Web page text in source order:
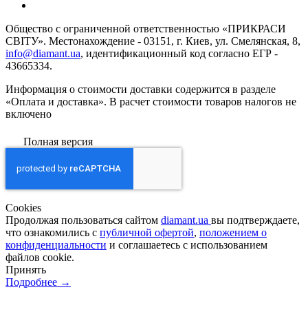
Общество с ограниченной ответственностью «ПРИКРАСИ
СВІТУ». Местонахождение - 03151, г. Киев, ул. Смелянская, 8,
info@diamant.ua, идентификационный код согласно ЕГР -
43665334.
Информация о стоимости доставки содержится в разделе
«Оплата и доставка». В расчет стоимости товаров налогов не
включено
Полная версия
Сookies
Продолжая пользоваться сайтом diamant.ua вы подтверждаете,
что ознакомились с публичной офертой, положением о
конфиденциальности и соглашаетесь с использованием
файлов cookie.
Принять
Подробнее →